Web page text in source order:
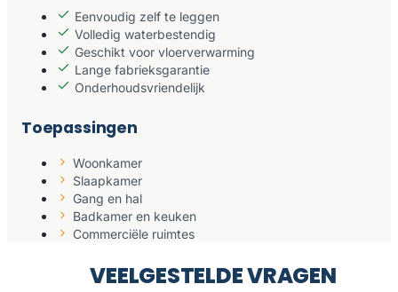
Eenvoudig zelf te leggen
Volledig waterbestendig
Geschikt voor vloerverwarming
Lange fabrieksgarantie
Onderhoudsvriendelijk
Toepassingen
Woonkamer
Slaapkamer
Gang en hal
Badkamer en keuken
Commerciële ruimtes
VEELGESTELDE VRAGEN